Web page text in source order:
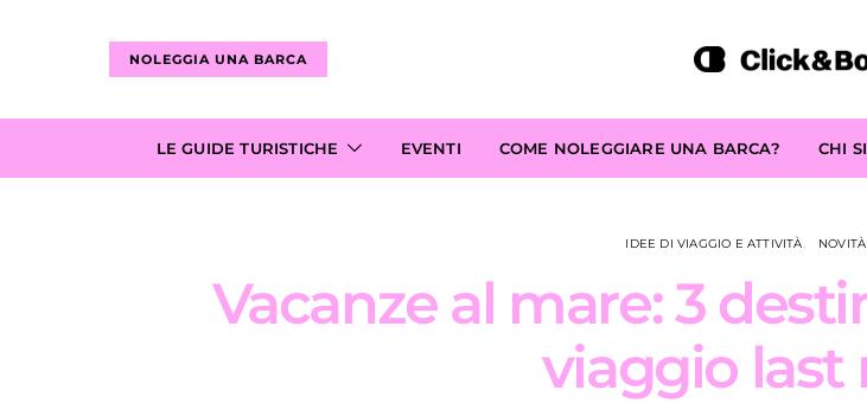
NOLEGGIA UNA BARCA
LE GUIDE TURISTICHE EVENTI COME NOLEGGIARE UNA BARCA? CHI
IDEE DI VIAGGIO E ATTIVITÀ
Vacanze al mare: 3
viaggio